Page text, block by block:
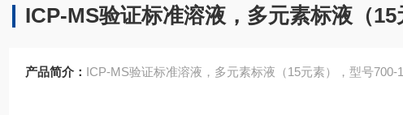
ICP-MS验证标准溶液，多元素标液（15
产品简介： ICP-MS验证标准溶液，多元素标液（15元素），型号700-